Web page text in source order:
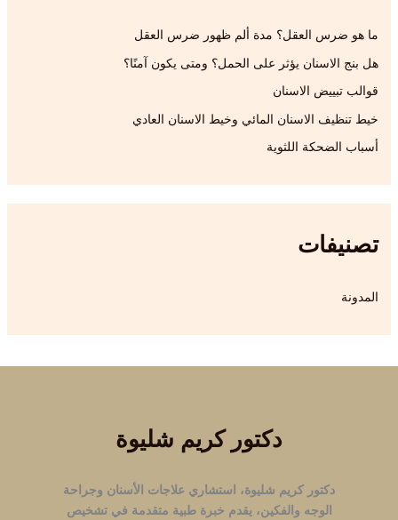
ن
ما هو ضرس العقل؟ مدة ألم ظهور ضرس العقل
هل بنج الاسنان يؤثر على الحمل؟ ومتى يكون آمنًا؟
قوالب تبييض الاسنان
خيط تنظيف الاسنان المائي وخيط الاسنان العادي
أسباب الضحكة اللثوية
تصنيفات
المدونة
دكتور كريم شليوة
دكتور كريم شليوة، استشاري علاجات الأسنان وجراحة
الوجه والفكين، يقدم خبرة طبية متقدمة في تشخيص